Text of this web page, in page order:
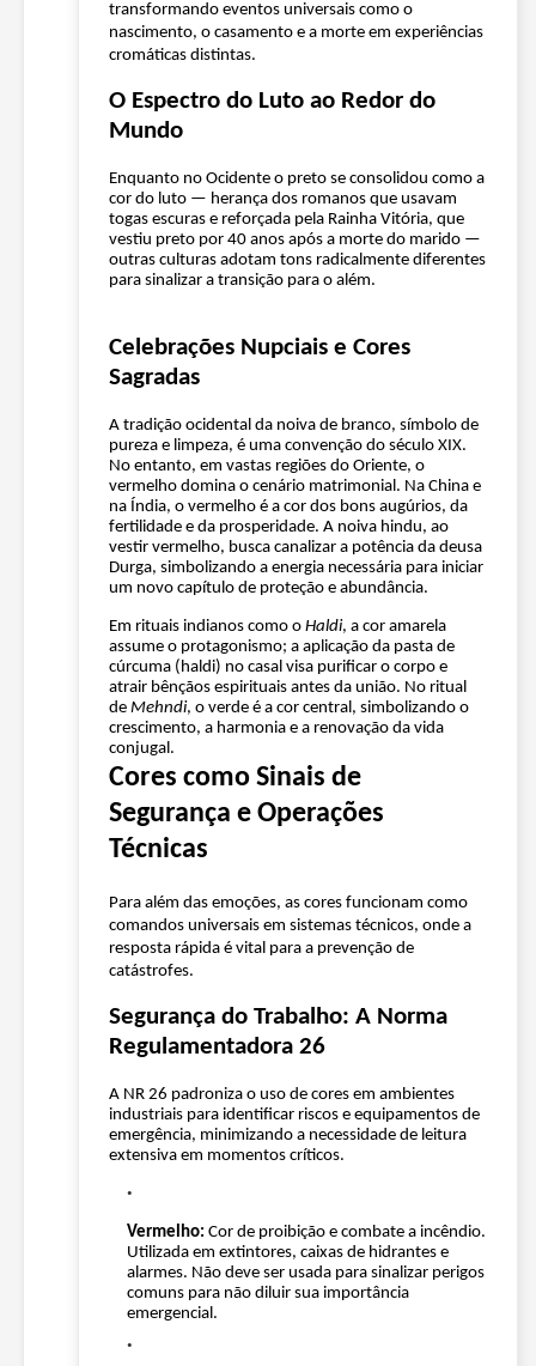
transformando eventos universais como o
nascimento, o casamento e a morte em experiências
cromáticas distintas.
O Espectro do Luto ao Redor do
Mundo
Enquanto no Ocidente o preto se consolidou como a
cor do luto — herança dos romanos que usavam
togas escuras e reforçada pela Rainha Vitória, que
vestiu preto por 40 anos após a morte do marido —
outras culturas adotam tons radicalmente diferentes
para sinalizar a transição para o além.
Celebrações Nupciais e Cores
Sagradas
A tradição ocidental da noiva de branco, símbolo de
pureza e limpeza, é uma convenção do século XIX.
No entanto, em vastas regiões do Oriente, o
vermelho domina o cenário matrimonial. Na China e
na Índia, o vermelho é a cor dos bons augúrios, da
fertilidade e da prosperidade. A noiva hindu, ao
vestir vermelho, busca canalizar a potência da deusa
Durga, simbolizando a energia necessária para iniciar
um novo capítulo de proteção e abundância.
Em rituais indianos como o Haldi, a cor amarela
assume o protagonismo; a aplicação da pasta de
cúrcuma (haldi) no casal visa purificar o corpo e
atrair bênçãos espirituais antes da união. No ritual
de Mehndi, o verde é a cor central, simbolizando o
crescimento, a harmonia e a renovação da vida
conjugal.
Cores como Sinais de
Segurança e Operações
Técnicas
Para além das emoções, as cores funcionam como
comandos universais em sistemas técnicos, onde a
resposta rápida é vital para a prevenção de
catástrofes.
Segurança do Trabalho: A Norma
Regulamentadora 26
A NR 26 padroniza o uso de cores em ambientes
industriais para identificar riscos e equipamentos de
emergência, minimizando a necessidade de leitura
extensiva em momentos críticos.
Vermelho: Cor de proibição e combate a incêndio.
Utilizada em extintores, caixas de hidrantes e
alarmes. Não deve ser usada para sinalizar perigos
comuns para não diluir sua importância
emergencial.